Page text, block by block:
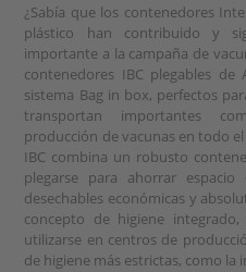
¿Sabía que los contenedores
plástico han contribuido y
importante a la campaña de
contenedores IBC plegables de
sistema Bag in box, perfectos
transportan importantes
producción de vacunas en todo
IBC combina un robusto
plegarse para ahorrar
desechables económicas y
concepto de higiene
utilizarse en centros de
de higiene más estrictas, como la